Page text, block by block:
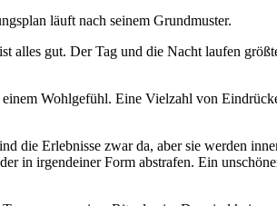
läuft nach seinem Grundmuster.
alles gut. Der Tag und die Nacht laufen
Wohlgefühl. Eine Vielzahl von
die Erlebnisse zwar da, aber sie werden
in irgendeiner Form abstrafen. Ein